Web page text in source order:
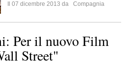
Il 07 dicembre 2013 da
Compagnia
Per il nuovo Film
Street"